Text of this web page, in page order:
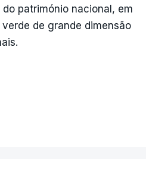
património nacional, em
de grande dimensão